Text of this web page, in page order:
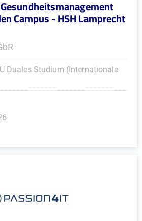
Campus - HSH Lamprecht
Duales Studium (Internationale